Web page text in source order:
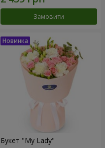
Замовити
Букет "My Lady"